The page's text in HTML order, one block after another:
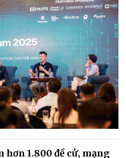
hơn 1.800 đề cử, mạng